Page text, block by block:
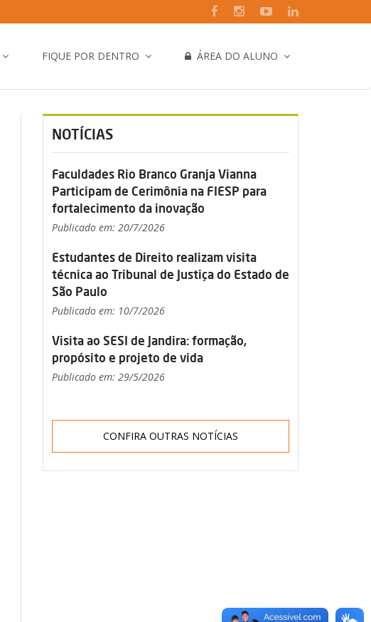
FIQUE POR DENTRO ÁREA DO ALUNO
NOTÍCIAS
Faculdades Rio Branco Granja Vianna
Participam de Cerimônia na FIESP para
fortalecimento da inovação
Publicado em: 20/7/2026
Estudantes de Direito realizam visita
técnica ao Tribunal de Justiça do Estado de
São Paulo
Publicado em: 10/7/2026
Visita ao SESI de Jandira: formação,
propósito e projeto de vida
Publicado em: 29/5/2026
CONFIRA OUTRAS NOTÍCIAS